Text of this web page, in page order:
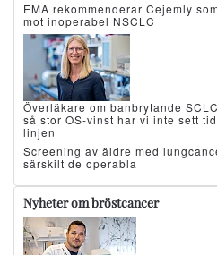
EMA rekommenderar Cejemly
mot inoperabel NSCLC
Överläkare om banbrytande
så stor OS-vinst har vi inte sett
linjen
Screening av äldre med
särskilt de operabla
Nyheter om bröstcancer